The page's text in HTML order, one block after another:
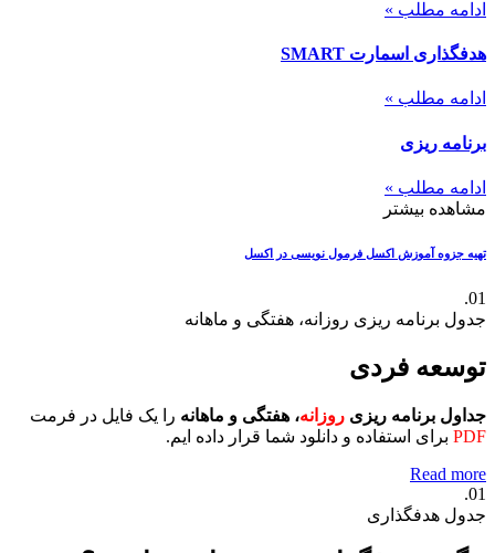
ادامه مطلب »
هدفگذاری اسمارت SMART
ادامه مطلب »
برنامه ریزی
ادامه مطلب »
مشاهده بیشتر
تهیه جزوه آموزش اکسل فرمول نویسی در اکسل
01.
جدول برنامه ریزی روزانه، هفتگی و ماهانه
توسعه فردی
جداول برنامه ریزی روزانه، هفتگی و ماهانه را یک فایل در فرمت
PDF برای استفاده و دانلود شما قرار داده ایم.
Read more
01.
جدول هدفگذاری